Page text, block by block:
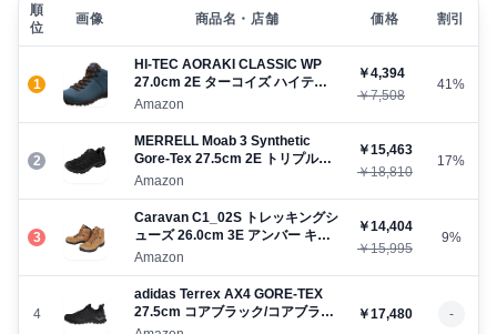
順
位
画像 商品名・店舗 価格 割引
1
HI-TEC AORAKI CLASSIC WP
27.0cm 2E ターコイズ ハイテッ
ク
Amazon
￥4,394
￥7,508
41%
2
MERRELL Moab 3 Synthetic
Gore-Tex 27.5cm 2E トリプルブ
ラック メレル
Amazon
￥15,463
￥18,810
17%
3
Caravan C1_02S トレッキングシ
ューズ 26.0cm 3E アンバー キャ
ラバン
Amazon
￥14,404
￥15,995
9%
4
adidas Terrex AX4 GORE-TEX
27.5cm コアブラック/コアブラッ
ク/グレーフォー アディダス
￥17,480 -